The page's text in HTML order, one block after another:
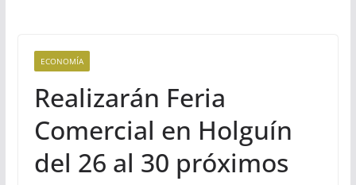
ECONOMÍA
Realizarán Feria
Comercial en Holguín
del 26 al 30 próximos